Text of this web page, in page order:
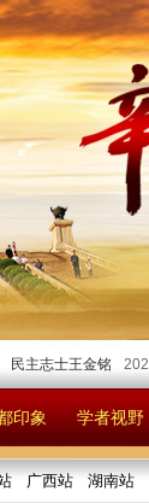
士王金铭 2021/03/29
印象 学者视野
广西站 湖南站